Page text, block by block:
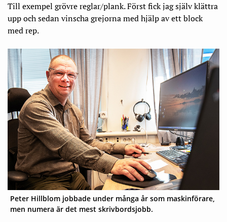
Till exempel grövre reglar/plank. Först fick jag själv klättra
upp och sedan vinscha grejorna med hjälp av ett block
med rep.
Peter Hillblom jobbade under många år som maskinförare,
men numera är det mest skrivbordsjobb.